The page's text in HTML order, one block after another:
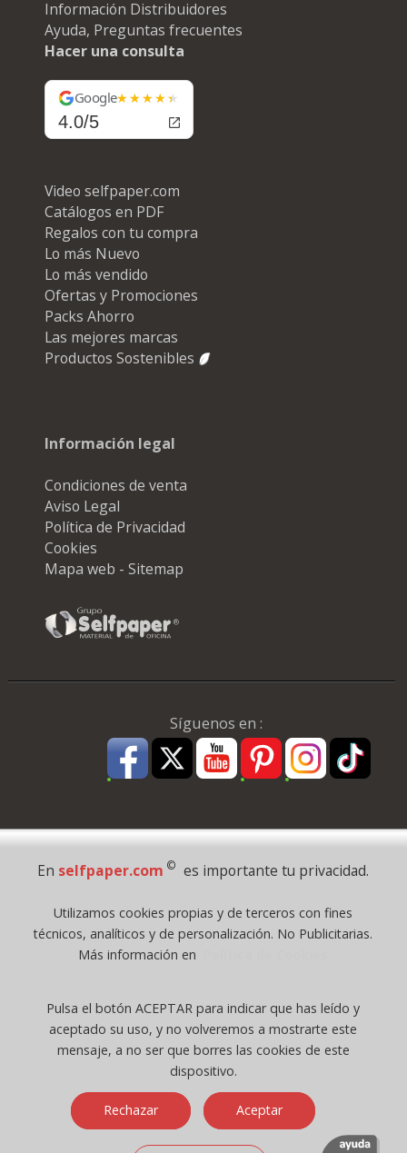
Información Distribuidores
Ayuda, Preguntas frecuentes
Hacer una consulta
Google
4.0/5
Video selfpaper.com
Catálogos en PDF
Regalos con tu compra
Lo más Nuevo
Lo más vendido
Ofertas y Promociones
Packs Ahorro
Las mejores marcas
Productos Sostenibles
Información legal
Condiciones de venta
Aviso Legal
Política de Privacidad
Cookies
Mapa web - Sitemap
Síguenos en :
Pago Seguro
Todos los derechos reservados
©selfpaper.com, y las webs de ©gruposelfpaper.org están gestionadas, y
Registro Mercantil de Valencia ( España ) CEE:
Tomo 7263, Libro 4565, Folio 1, Sección 8, Hoja V-85203.
Móvil / Tablet - Bot mozilla/5.0 (linux; android 14; pixel 8)
applewebkit/537.36 (khtml, like gecko) chrome/131.0.0.0 mobile
En selfpaper.com © es importante tu privacidad.
Utilizamos cookies propias y de terceros con fines
técnicos, analíticos y de personalización. No Publicitarias.
Más información en
Pulsa el botón ACEPTAR para indicar que has leído y
aceptado su uso, y no volveremos a mostrarte este
mensaje, a no ser que borres las cookies de este
dispositivo.
Rechazar Aceptar